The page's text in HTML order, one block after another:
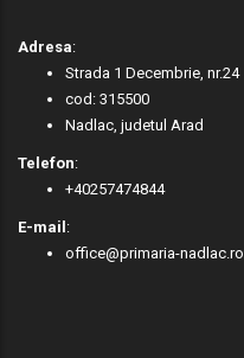
Adresa:
Strada 1 Decembrie, nr.24
cod: 315500
Nadlac, judetul Arad
Telefon:
+40257474844
E-mail :
office@primaria-nadlac.ro